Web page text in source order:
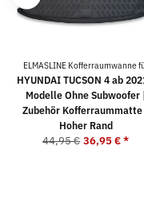
ELMASLINE Kofferraumwanne
HYUNDAI TUCSON 4 ab
Modelle Ohne Subwoofer |
Zubehör
Hoher Rand
44,95 € 36,95 €*